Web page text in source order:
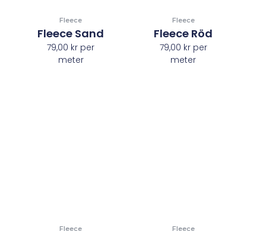
Fleece
Fleece Sand
79,00 kr per
meter
Fleece
Fleece Röd
79,00 krper
meter
Fleece Fleece